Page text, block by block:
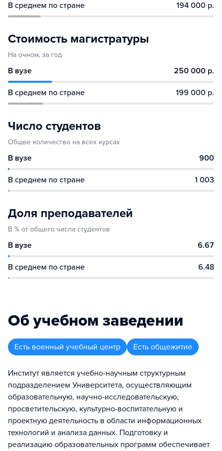
В среднем по стране 194 000 р.
Стоимость магистратуры
На очном, за год
В вузе 250 000 р.
В среднем по стране 199 000 р.
Число студентов
Общее количество на всех курсах
В вузе 900
В среднем по стране 1 003
Доля преподавателей
В % от общего числа студентов
В вузе 6.67
В среднем по стране 6.48
Об учебном заведении
Есть военный учебный центр Есть общежитие
Институт является учебно-научным структурным
подразделением Университета, осуществляющим
образовательную, научно-исследовательскую,
просветительскую, культурно-воспитательную и
проектную деятельность в области информационных
технологий и анализа данных. Подготовку и
реализацию образовательных программ обеспечивает